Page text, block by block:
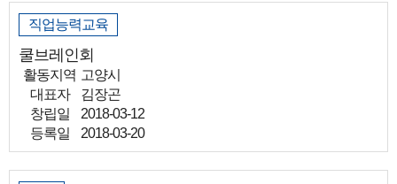
직업능력교육
쿨브레인회
활동지역 고양시
대표자
김장곤
창립일
2018-03-12
등록일
2018-03-20